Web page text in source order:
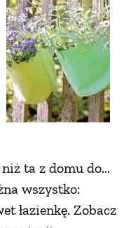
ta z domu do...
wszystko:
łazienkę. Zobacz